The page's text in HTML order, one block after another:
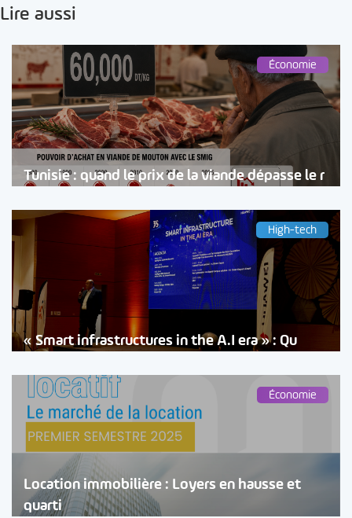
Lire aussi
Économie
Tunisie : quand le prix de la viande dépasse le r
High-tech
« Smart infrastructures in the A.I era » : Qu
Économie
Location immobilière : Loyers en hausse et
quarti